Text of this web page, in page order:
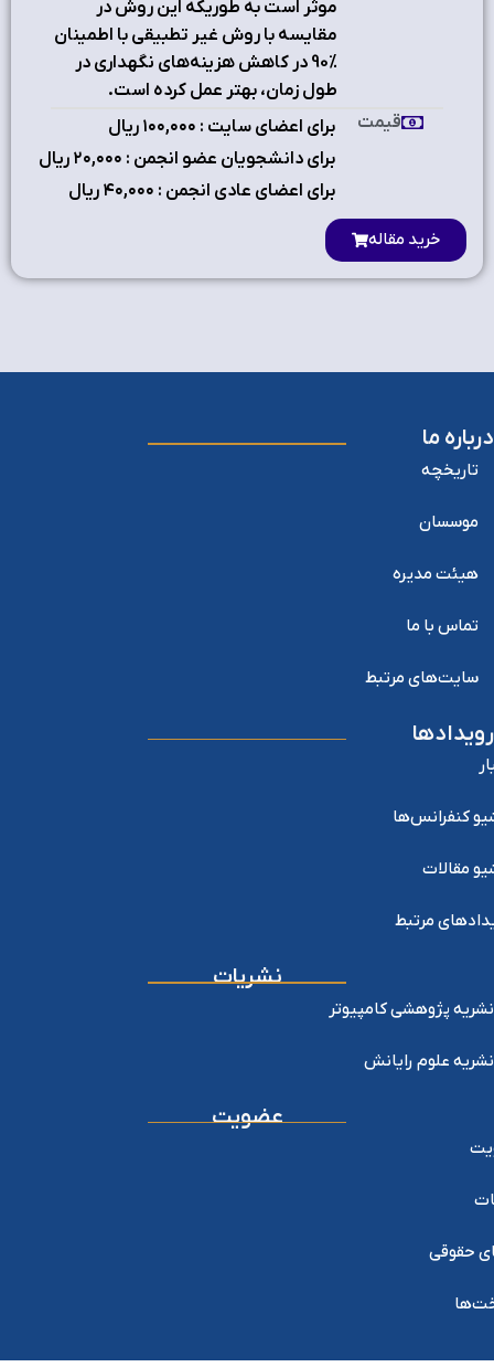
موثر است به طوریکه این روش در
مقایسه با روش غیر تطبیقی با اطمینان
%90 در کاهش هزینه‌های نگهداری در
طول زمان، بهتر عمل کرده است.
برای اعضای سایت : ۱٠٠,٠٠٠ ریال
برای دانشجویان عضو انجمن : ۲٠,٠٠٠ ریال
برای اعضای عادی انجمن : ۴٠,٠٠٠ ریال
قیمت
خرید مقاله
درباره ما
تاریخچه
موسسان
هیئت مدیره
تماس با ما
سایت‌های مرتبط
رویدادها
کنفرانس‌ها
مقالات
مرتبط
نشریات
نشریه پژوهشی کامپیوتر
نشریه علوم رایانش
عضویت
حقوقی